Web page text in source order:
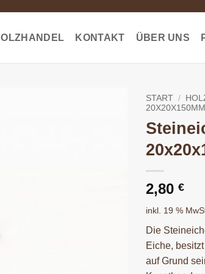
KONTAKT ÜBER UNS
START /
2,80 €
inkl. 19 %
Die
Eiche,
auf Grund